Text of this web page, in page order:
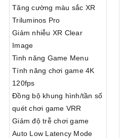
Tăng cường màu sắc XR
Triluminos Pro
Giảm nhiễu XR Clear
Image
Tinh năng Game Menu
Tính năng chơi game 4K
120fps
Đồng bộ khung hình/tần số
quét chơi game VRR
Giảm độ trễ chơi game
Auto Low Latency Mode